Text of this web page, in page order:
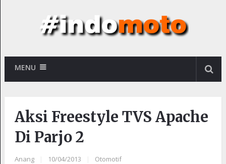
MENU
Aksi Freestyle TVS Apache
Di Parjo 2
Anang 10/04/2013 Otomotif